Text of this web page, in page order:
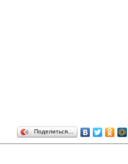
Поделиться…